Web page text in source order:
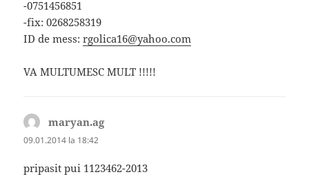
-0751456851
-fix: 0268258319
ID de mess:rgolica16@yahoo.com
VA MULTUMESC MULT !!!!!
maryan.agspune:
09.01.2014 la 18:42
pripasit pui 1123462-2013